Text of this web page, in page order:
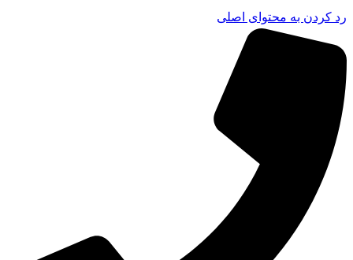
کردن به محتوای اصلی